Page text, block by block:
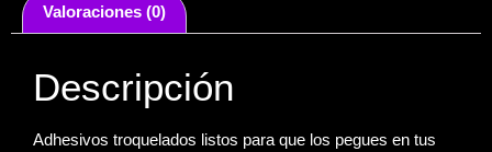
Valoraciones (0)
Descripción
Adhesivos troquelados listos para que los pegues en tus